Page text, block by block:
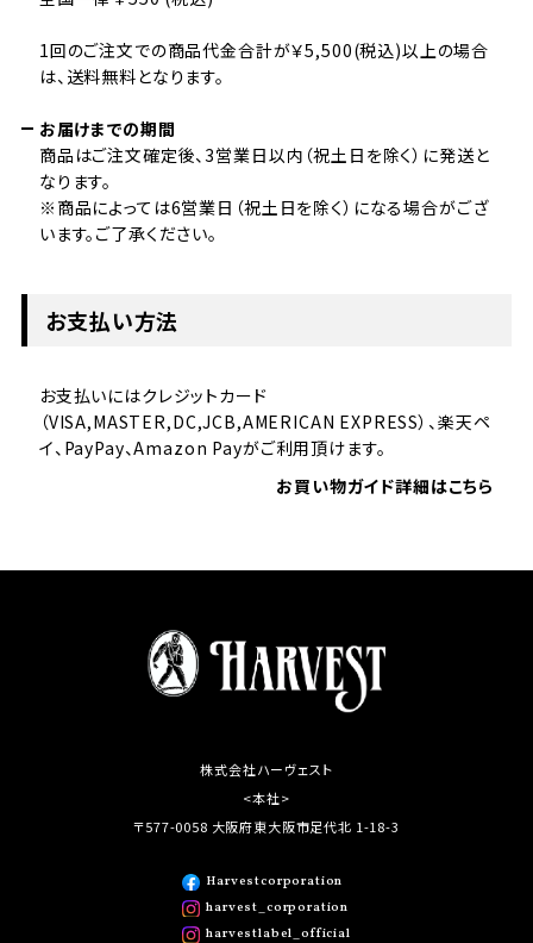
1回のご注文での商品代金合計が￥5,500(税込)以上の場合
は、送料無料となります。
お届けまでの期間
商品はご注文確定後、3営業日以内（祝土日を除く）に発送と
なります。
※商品によっては6営業日（祝土日を除く）になる場合がござ
います。ご了承ください。
お支払い方法
お支払いにはクレジットカード
（VISA,MASTER,DC,JCB,AMERICAN EXPRESS）、楽天ペ
イ、PayPay、Amazon Payがご利用頂けます。
お買い物ガイド詳細はこちら
株式会社ハーヴェスト
<本社>
〒577-0058 大阪府東大阪市足代北 1-18-3
Harvestcorporation
harvest_corporation
harvestlabel_official